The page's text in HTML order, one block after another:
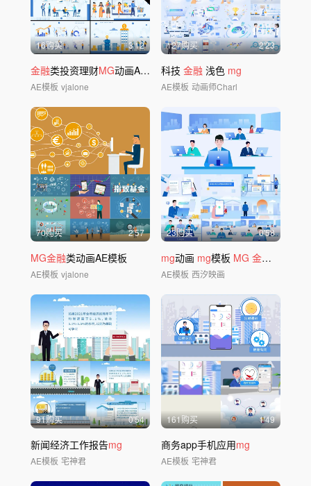
16购买 3'12
金融类投资理财MG动画AE模板
AE模板 vjalone
127购买 2'23
科技 金融 浅色 mg
AE模板 动画师Charl
70购买 2'57
MG金融类动画AE模板
AE模板 vjalone
23购买 0'58
mg动画 mg模板 MG 金融mg
AE模板 西汐映画
91购买 0'54
新闻经济工作报告mg
AE模板 宅神君
161购买 1'49
商务app手机应用mg
AE模板 宅神君